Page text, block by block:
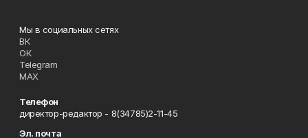
Мы в социальных сетях
ВК
ОК
Telegram
MAX
Телефон
директор-редактор - 8(34785)2-11-45
Эл. почта